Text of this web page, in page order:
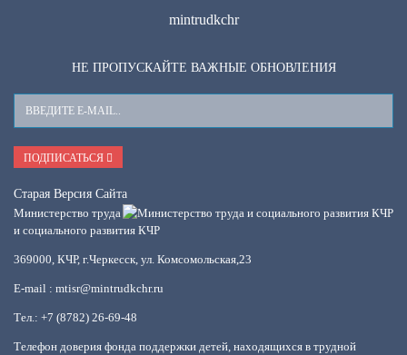
mintrudkchr
НЕ ПРОПУСКАЙТЕ ВАЖНЫЕ ОБНОВЛЕНИЯ
Ваш
E-
Mail
ПОДПИСАТЬСЯ
Старая Версия Сайта
Министерство труда
и социального развития КЧР
369000, КЧР, г.Черкесск, ул. Комсомольская,23
E-mail : mtisr@mintrudkchr.ru
Тел.: +7 (8782) 26-69-48
Телефон доверия фонда поддержки детей, находящихся в трудной